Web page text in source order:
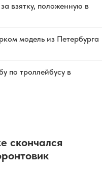
взятку, положенную в
модель из Петербурга
по троллейбусу в
скончался